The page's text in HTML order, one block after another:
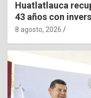
Huatlatlauca
43 años con
8 agosto, 2026